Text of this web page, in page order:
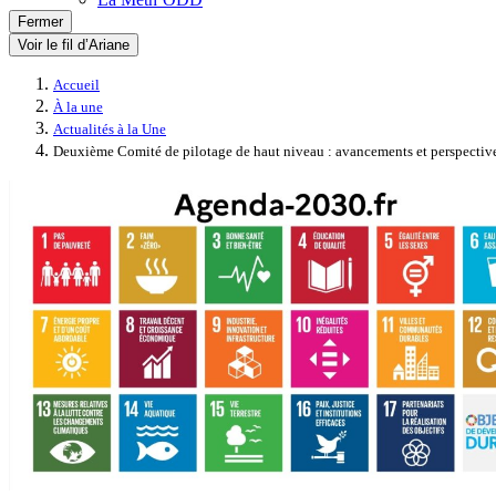
Fermer
Voir le fil d’Ariane
Accueil
À la une
Actualités à la Une
Deuxième Comité de pilotage de haut niveau : avancements et